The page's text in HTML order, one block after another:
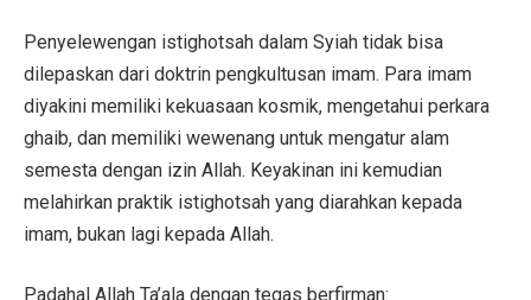
Penyelewengan istighotsah dalam Syiah tidak bisa
dilepaskan dari doktrin pengkultusan imam. Para imam
diyakini memiliki kekuasaan kosmik, mengetahui perkara
ghaib, dan memiliki wewenang untuk mengatur alam
semesta dengan izin Allah. Keyakinan ini kemudian
melahirkan praktik istighotsah yang diarahkan kepada
imam, bukan lagi kepada Allah.
Padahal Allah Ta’ala dengan tegas berfirman: